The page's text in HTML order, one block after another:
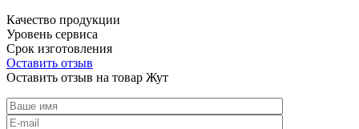
Качество продукции
Уровень сервиса
Срок изготовления
Оставить отзыв
Оставить отзыв на товар Жут